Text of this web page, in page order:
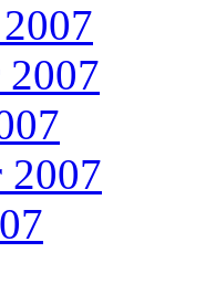
2007
2007